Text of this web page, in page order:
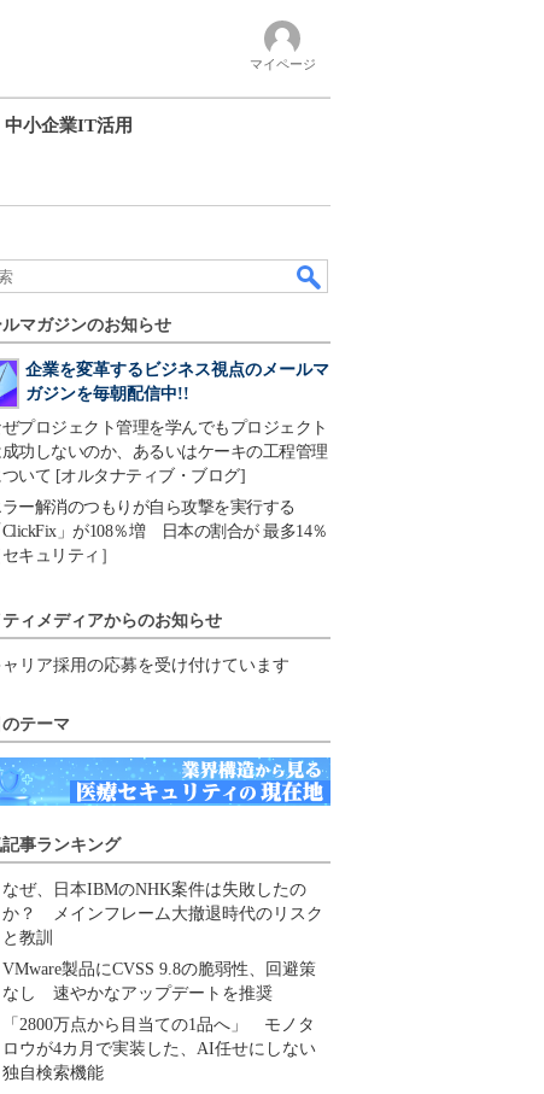
マイページ
中小企業IT活用
ルマガジンのお知らせ
企業を変革するビジネス視点のメールマ
ガジンを毎朝配信中!!
ぜプロジェクト管理を学んでもプロジェクト
成功しないのか、あるいはケーキの工程管理
ついて [オルタナティブ・ブログ]
ラー解消のつもりが自ら攻撃を実行する
ClickFix」が108％増 日本の割合が 最多14％
セキュリティ］
ティメディアからのお知らせ
ャリア採用の応募を受け付けています
テーマ
記事ランキング
なぜ、日本IBMのNHK案件は失敗したの
か？ メインフレーム大撤退時代のリスク
と教訓
VMware製品にCVSS 9.8の脆弱性、回避策
なし 速やかなアップデートを推奨
「2800万点から目当ての1品へ」 モノタ
ロウが4カ月で実装した、AI任せにしない
独自検索機能